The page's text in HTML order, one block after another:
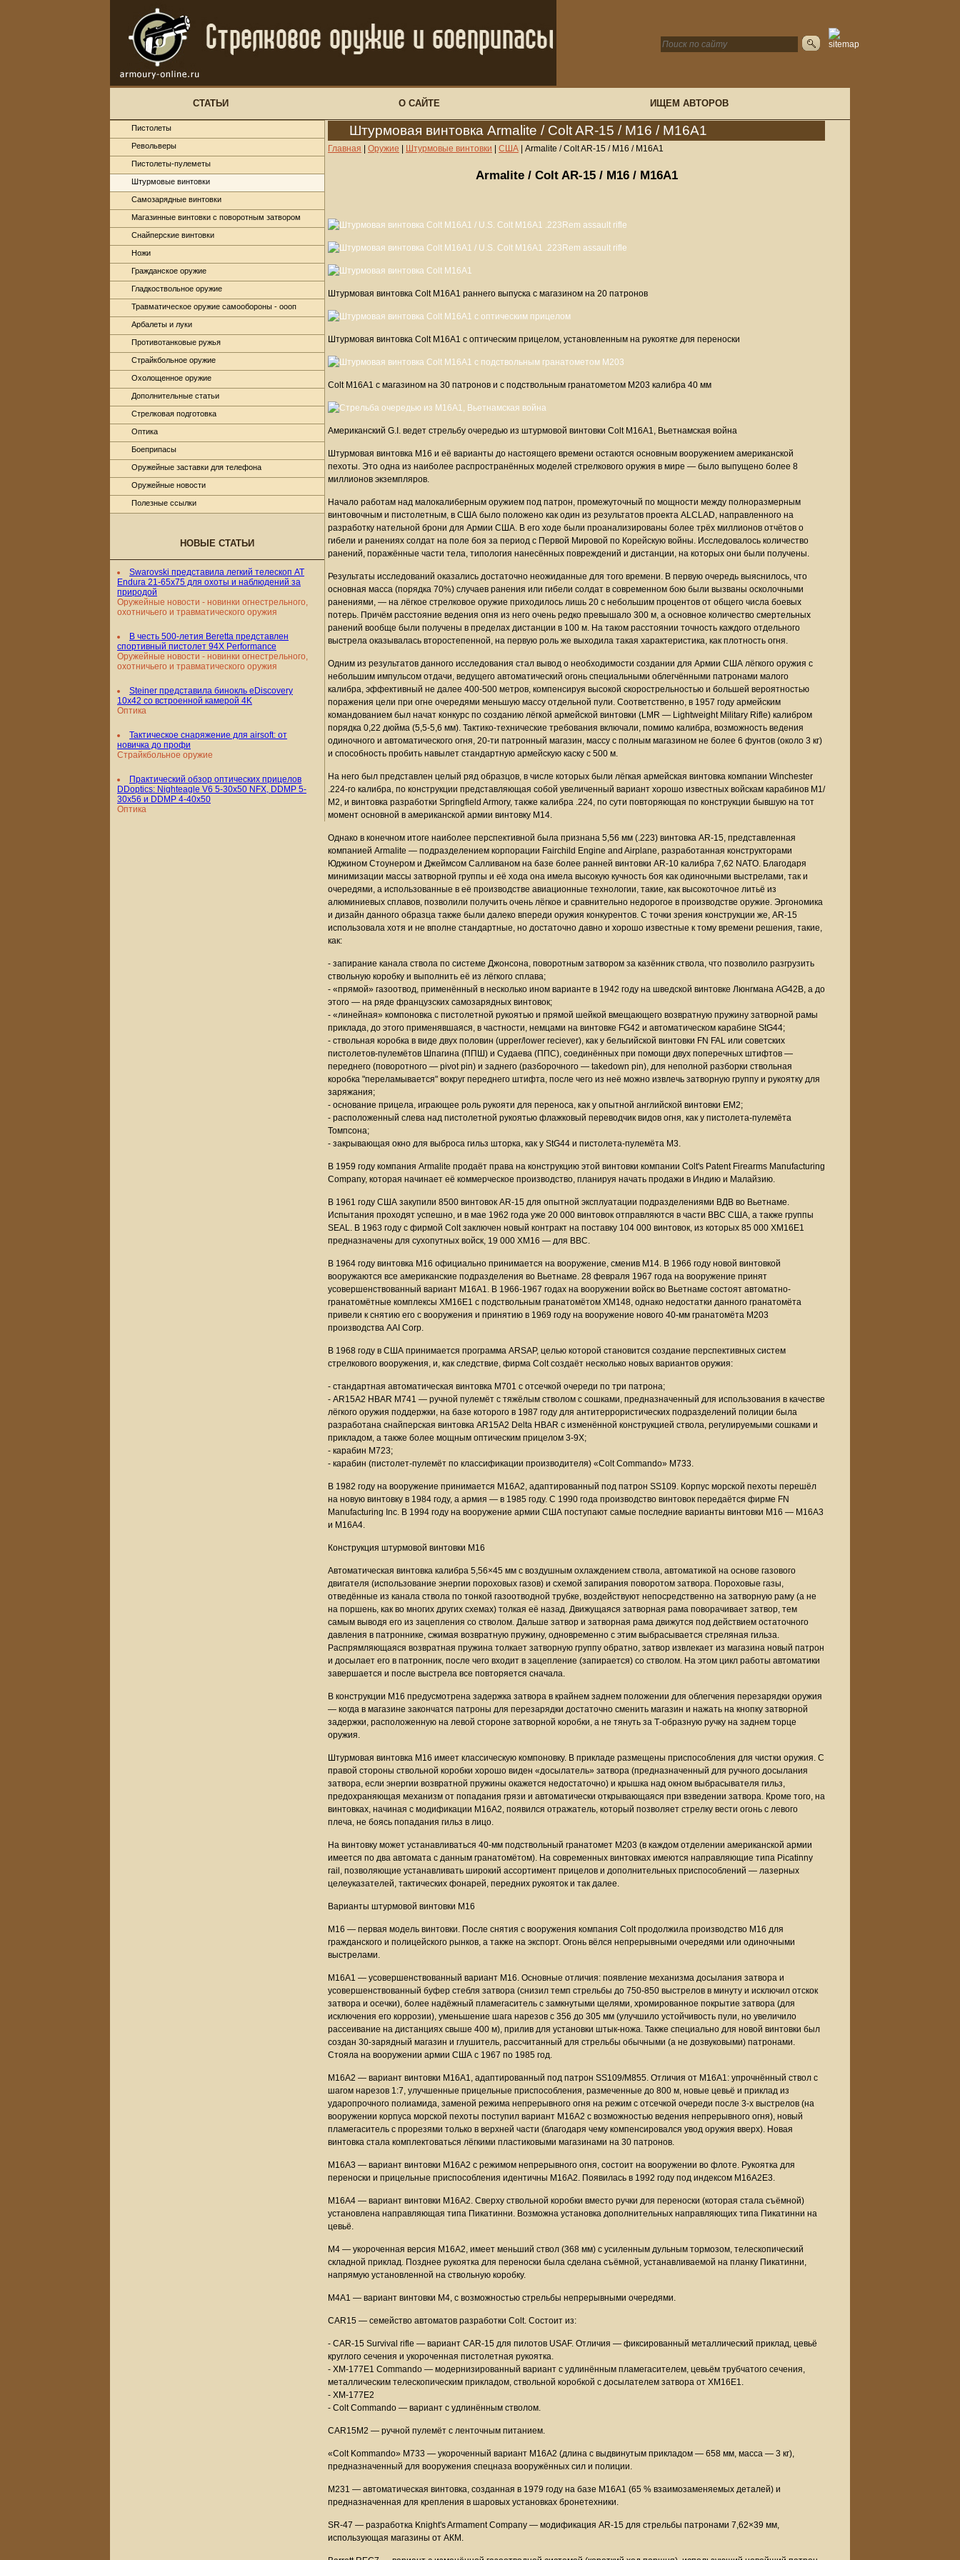
СТАТЬИ О САЙТЕ ИЩЕМ АВТОРОВ
Штурмовая винтовка Armalite / Colt AR-15 / M16 / M16A1
Главная Оружие Штурмовые винтовки США Armalite / Colt AR-15 / M16 / M16A1
Armalite / Colt AR-15 / M16 / M16A1
Штурмовая винтовка Colt M16A1 раннего выпуска с магазином на 20 патронов
Штурмовая винтовка Colt M16A1 с оптическим прицелом, установленным на рукоятке для переноски
Colt M16A1 с магазином на 30 патронов и с подствольным гранатометом M203 калибра 40 мм
Американский G.I. ведет стрельбу очередью из штурмовой винтовки Colt M16A1, Вьетнамская война
Штурмовая винтовка M16 и её варианты до настоящего времени остаются основным вооружением американской
пехоты. Это одна из наиболее распространённых моделей стрелкового оружия в мире — было выпущено более 8
миллионов экземпляров.
Начало работам над малокалиберным оружием под патрон, промежуточный по мощности между полноразмерным
винтовочным и пистолетным, в США было положено как один из результатов проекта ALCLAD, направленного на
разработку нательной брони для Армии США. В его ходе были проанализированы более трёх миллионов отчётов о
гибели и ранениях солдат на поле боя за период с Первой Мировой по Корейскую войны. Исследовалось количество
ранений, поражённые части тела, типология нанесённых повреждений и дистанции, на которых они были получены.
Результаты исследований оказались достаточно неожиданные для того времени. В первую очередь выяснилось, что
основная масса (порядка 70%) случаев ранения или гибели солдат в современном бою были вызваны осколочными
ранениями, — на лёгкое стрелковое оружие приходилось лишь 20 с небольшим процентов от общего числа боевых
потерь. Причём расстояние ведения огня из него очень редко превышало 300 м, а основное количество смертельных
ранений вообще были получены в пределах дистанции в 100 м. На таком расстоянии точность каждого отдельного
выстрела оказывалась второстепенной, на первую роль же выходила такая характеристика, как плотность огня.
Одним из результатов данного исследования стал вывод о необходимости создании для Армии США лёгкого оружия с
небольшим импульсом отдачи, ведущего автоматический огонь специальными облегчёнными патронами малого
калибра, эффективный не далее 400-500 метров, компенсируя высокой скорострельностью и большей вероятностью
поражения цели при огне очередями меньшую массу отдельной пули. Соответственно, в 1957 году армейским
командованием был начат конкурс по созданию лёгкой армейской винтовки (LMR — Lightweight Military Rifle) калибром
порядка 0,22 дюйма (5,5-5,6 мм). Тактико-технические требования включали, помимо калибра, возможность ведения
одиночного и автоматического огня, 20-ти патронный магазин, массу с полным магазином не более 6 фунтов (около 3 кг)
и способность пробить навылет стандартную армейскую каску с 500 м.
На него был представлен целый ряд образцов, в числе которых были лёгкая армейская винтовка компании Winchester
.224-го калибра, по конструкции представляющая собой увеличенный вариант хорошо известных войскам карабинов М1/
М2, и винтовка разработки Springfield Armory, также калибра .224, по сути повторяющая по конструкции бывшую на тот
момент основной в американской армии винтовку M14.
Однако в конечном итоге наиболее перспективной была признана 5,56 мм (.223) винтовка AR-15, представленная
компанией Armalite — подразделением корпорации Fairchild Engine and Airplane, разработанная конструкторами
Юджином Стоунером и Джеймсом Салливаном на базе более ранней винтовки AR-10 калибра 7,62 NATO. Благодаря
минимизации массы затворной группы и её хода она имела высокую кучность боя как одиночными выстрелами, так и
очередями, а использованные в её производстве авиационные технологии, такие, как высокоточное литьё из
алюминиевых сплавов, позволили получить очень лёгкое и сравнительно недорогое в производстве оружие. Эргономика
и дизайн данного образца также были далеко впереди оружия конкурентов. С точки зрения конструкции же, AR-15
использовала хотя и не вполне стандартные, но достаточно давно и хорошо известные к тому времени решения, такие,
как:
- запирание канала ствола по системе Джонсона, поворотным затвором за казённик ствола, что позволило разгрузить
ствольную коробку и выполнить её из лёгкого сплава;
- «прямой» газоотвод, применённый в несколько ином варианте в 1942 году на шведской винтовке Люнгмана AG42B, а до
этого — на ряде французских самозарядных винтовок;
- «линейная» компоновка с пистолетной рукоятью и прямой шейкой вмещающего возвратную пружину затворной рамы
приклада, до этого применявшаяся, в частности, немцами на винтовке FG42 и автоматическом карабине StG44;
- ствольная коробка в виде двух половин (upper/lower reciever), как у бельгийской винтовки FN FAL или советских
пистолетов-пулемётов Шпагина (ППШ) и Судаева (ППС), соединённых при помощи двух поперечных штифтов —
переднего (поворотного — pivot pin) и заднего (разборочного — takedown pin), для неполной разборки ствольная
коробка "переламывается" вокруг переднего штифта, после чего из неё можно извлечь затворную группу и рукоятку для
заряжания;
- основание прицела, играющее роль рукояти для переноса, как у опытной английской винтовки EM2;
- расположенный слева над пистолетной рукоятью флажковый переводчик видов огня, как у пистолета-пулемёта
Томпсона;
- закрывающая окно для выброса гильз шторка, как у StG44 и пистолета-пулемёта М3.
В 1959 году компания Armalite продаёт права на конструкцию этой винтовки компании Colt's Patent Firearms Manufacturing
Company, которая начинает её коммерческое производство, планируя начать продажи в Индию и Малайзию.
В 1961 году США закупили 8500 винтовок AR-15 для опытной эксплуатации подразделениями ВДВ во Вьетнаме.
Испытания проходят успешно, и в мае 1962 года уже 20 000 винтовок отправляются в части ВВС США, а также группы
SEAL. В 1963 году с фирмой Colt заключен новый контракт на поставку 104 000 винтовок, из которых 85 000 XM16E1
предназначены для сухопутных войск, 19 000 XM16 — для ВВС.
В 1964 году винтовка M16 официально принимается на вооружение, сменив M14. В 1966 году новой винтовкой
вооружаются все американские подразделения во Вьетнаме. 28 февраля 1967 года на вооружение принят
усовершенствованный вариант М16А1. В 1966-1967 годах на вооружении войск во Вьетнаме состоят автоматно-
гранатомётные комплексы ХМ16Е1 с подствольным гранатомётом ХМ148, однако недостатки данного гранатомёта
привели к снятию его с вооружения и принятию в 1969 году на вооружение нового 40-мм гранатомёта M203
производства AAI Corp.
В 1968 году в США принимается программа ARSAP, целью которой становится создание перспективных систем
стрелкового вооружения, и, как следствие, фирма Colt создаёт несколько новых вариантов оружия:
- стандартная автоматическая винтовка M701 с отсечкой очереди по три патрона;
- AR15A2 HBAR M741 — ручной пулемёт с тяжёлым стволом с сошками, предназначенный для использования в качестве
лёгкого оружия поддержки, на базе которого в 1987 году для антитеррористических подразделений полиции была
разработана снайперская винтовка AR15A2 Delta HBAR с изменённой конструкцией ствола, регулируемыми сошками и
прикладом, а также более мощным оптическим прицелом 3-9Х;
- карабин M723;
- карабин (пистолет-пулемёт по классификации производителя) «Colt Commando» M733.
В 1982 году на вооружение принимается M16A2, адаптированный под патрон SS109. Корпус морской пехоты перешёл
на новую винтовку в 1984 году, а армия — в 1985 году. С 1990 года производство винтовок передаётся фирме FN
Manufacturing Inc. В 1994 году на вооружение армии США поступают самые последние варианты винтовки М16 — M16A3
и M16A4.
Конструкция штурмовой винтовки М16
Автоматическая винтовка калибра 5,56×45 мм с воздушным охлаждением ствола, автоматикой на основе газового
двигателя (использование энергии пороховых газов) и схемой запирания поворотом затвора. Пороховые газы,
отведённые из канала ствола по тонкой газоотводной трубке, воздействуют непосредственно на затворную раму (а не
на поршень, как во многих других схемах) толкая её назад. Движущаяся затворная рама поворачивает затвор, тем
самым выводя его из зацепления со стволом. Дальше затвор и затворная рама движутся под действием остаточного
давления в патроннике, сжимая возвратную пружину, одновременно с этим выбрасывается стреляная гильза.
Распрямляющаяся возвратная пружина толкает затворную группу обратно, затвор извлекает из магазина новый патрон
и досылает его в патронник, после чего входит в зацепление (запирается) со стволом. На этом цикл работы автоматики
завершается и после выстрела все повторяется сначала.
В конструкции М16 предусмотрена задержка затвора в крайнем заднем положении для облегчения перезарядки оружия
— когда в магазине закончатся патроны для перезарядки достаточно сменить магазин и нажать на кнопку затворной
задержки, расположенную на левой стороне затворной коробки, а не тянуть за Т-образную ручку на заднем торце
оружия.
Штурмовая винтовка M16 имеет классическую компоновку. В прикладе размещены приспособления для чистки оружия. С
правой стороны ствольной коробки хорошо виден «досылатель» затвора (предназначенный для ручного досылания
затвора, если энергии возвратной пружины окажется недостаточно) и крышка над окном выбрасывателя гильз,
предохраняющая механизм от попадания грязи и автоматически открывающаяся при взведении затвора. Кроме того, на
винтовках, начиная с модификации М16А2, появился отражатель, который позволяет стрелку вести огонь с левого
плеча, не боясь попадания гильз в лицо.
На винтовку может устанавливаться 40-мм подствольный гранатомет M203 (в каждом отделении американской армии
имеется по два автомата с данным гранатомётом). На современных винтовках имеются направляющие типа Picatinny
rail, позволяющие устанавливать широкий ассортимент прицелов и дополнительных приспособлений — лазерных
целеуказателей, тактических фонарей, передних рукояток и так далее.
Варианты штурмовой винтовки M16
M16 — первая модель винтовки. После снятия с вооружения компания Colt продолжила производство M16 для
гражданского и полицейского рынков, а также на экспорт. Огонь вёлся непрерывными очередями или одиночными
выстрелами.
M16A1 — усовершенствованный вариант M16. Основные отличия: появление механизма досылания затвора и
усовершенствованный буфер стебля затвора (снизил темп стрельбы до 750-850 выстрелов в минуту и исключил отскок
затвора и осечки), более надёжный пламегаситель с замкнутыми щелями, хромированное покрытие затвора (для
исключения его коррозии), уменьшение шага нарезов с 356 до 305 мм (улучшило устойчивость пули, но увеличило
рассеивание на дистанциях свыше 400 м), прилив для установки штык-ножа. Также специально для новой винтовки был
создан 30-зарядный магазин и глушитель, рассчитанный для стрельбы обычными (а не дозвуковыми) патронами.
Стояла на вооружении армии США с 1967 по 1985 год.
M16A2 — вариант винтовки M16A1, адаптированный под патрон SS109/М855. Отличия от M16A1: упрочнённый ствол с
шагом нарезов 1:7, улучшенные прицельные приспособления, размеченные до 800 м, новые цевьё и приклад из
ударопрочного полиамида, заменой режима непрерывного огня на режим с отсечкой очереди после 3-х выстрелов (на
вооружении корпуса морской пехоты поступил вариант M16A2 с возможностью ведения непрерывного огня), новый
пламегаситель с прорезями только в верхней части (благодаря чему компенсировался увод оружия вверх). Новая
винтовка стала комплектоваться лёгкими пластиковыми магазинами на 30 патронов.
M16A3 — вариант винтовки M16A2 с режимом непрерывного огня, состоит на вооружении во флоте. Рукоятка для
переноски и прицельные приспособления идентичны M16A2. Появилась в 1992 году под индексом M16A2E3.
M16A4 — вариант винтовки M16A2. Сверху ствольной коробки вместо ручки для переноски (которая стала съёмной)
установлена направляющая типа Пикатинни. Возможна установка дополнительных направляющих типа Пикатинни на
цевьё.
M4 — укороченная версия M16A2, имеет меньший ствол (368 мм) с усиленным дульным тормозом, телескопический
складной приклад. Позднее рукоятка для переноски была сделана съёмной, устанавливаемой на планку Пикатинни,
напрямую установленной на ствольную коробку.
M4A1 — вариант винтовки M4, с возможностью стрельбы непрерывными очередями.
CAR15 — семейство автоматов разработки Colt. Состоит из:
- CAR-15 Survival rifle — вариант CAR-15 для пилотов USAF. Отличия — фиксированный металлический приклад, цевьё
круглого сечения и укороченная пистолетная рукоятка.
- XM-177E1 Commando — модернизированный вариант с удлинённым пламегасителем, цевьём трубчатого сечения,
металлическим телескопическим прикладом, ствольной коробкой с досылателем затвора от XМ16E1.
- XM-177E2
- Colt Commando — вариант с удлинённым стволом.
CAR15M2 — ручной пулемёт с ленточным питанием.
«Colt Kommando» М733 — укороченный вариант М16А2 (длина с выдвинутым прикладом — 658 мм, масса — 3 кг),
предназначенный для вооружения спецназа вооружённых сил и полиции.
M231 — автоматическая винтовка, созданная в 1979 году на базе М16А1 (65 % взаимозаменяемых деталей) и
предназначенная для крепления в шаровых установках бронетехники.
SR-47 — разработка Knight's Armament Company — модификация AR-15 для стрельбы патронами 7,62×39 мм,
использующая магазины от АКМ.
Пистолеты
Револьверы
Пистолеты-пулеметы
Штурмовые винтовки
Самозарядные винтовки
Магазинные винтовки с поворотным затвором
Снайперские винтовки
Ножи
Гражданское оружие
Гладкоствольное оружие
Травматическое оружие самообороны - оооп
Арбалеты и луки
Противотанковые ружья
Страйкбольное оружие
Охолощенное оружие
Дополнительные статьи
Стрелковая подготовка
Оптика
Боеприпасы
Оружейные заставки для телефона
Оружейные новости
Полезные ссылки
НОВЫЕ СТАТЬИ
Swarovski представила легкий телескоп AT
Endura 21-65x75 для охоты и наблюдений за
природой
Оружейные новости - новинки огнестрельного,
охотничьего и травматического оружия
В честь 500-летия Beretta представлен
спортивный пистолет 94X Performance
Оружейные новости - новинки огнестрельного,
охотничьего и травматического оружия
Steiner представила бинокль eDiscovery
10x42 со встроенной камерой 4K
Оптика
Тактическое снаряжение для airsoft: от
новичка до профи
Страйкбольное оружие
Практический обзор оптических прицелов
DDoptics: Nighteagle V6 5-30x50 NFX, DDMP 5-
30x56 и DDMP 4-40x50
Оптика